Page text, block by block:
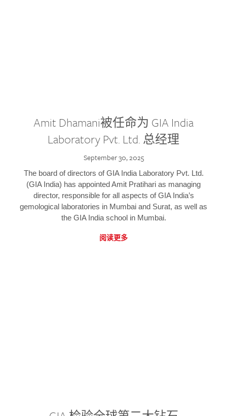
Amit Dhamani被任命为 GIA India
Laboratory Pvt. Ltd. 总经理
September 30, 2025
The board of directors of GIA India Laboratory Pvt. Ltd.
(GIA India) has appointed Amit Pratihari as managing
director, responsible for all aspects of GIA India’s
gemological laboratories in Mumbai and Surat, as well as
the GIA India school in Mumbai.
阅读更多